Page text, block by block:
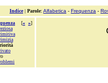
Indice| Parole: Alfabetica - Frequenza -
[« »]